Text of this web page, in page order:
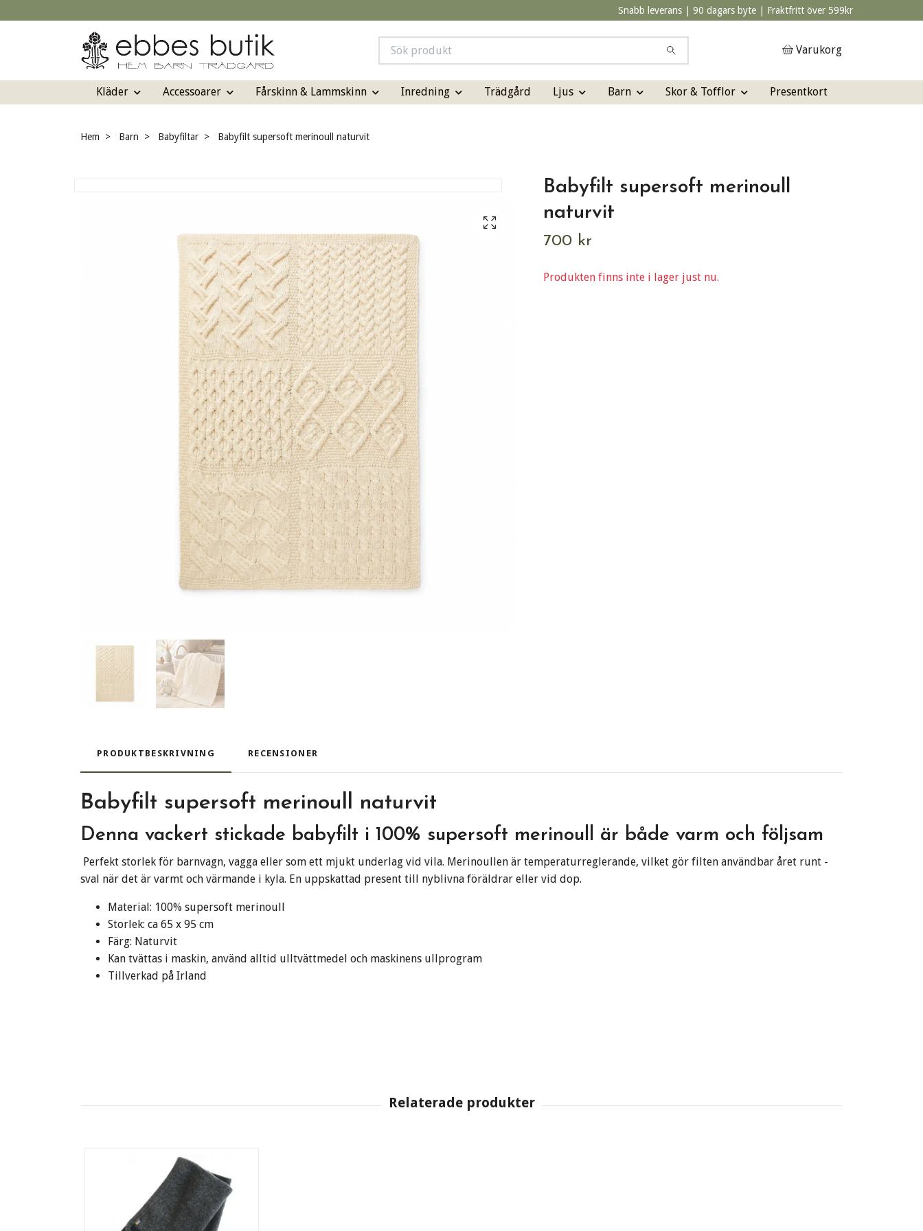
Snabb leverans | 90 dagars byte | Fraktfritt över 599kr
Varukorg
Kläder Accessoarer Fårskinn & Lammskinn Inredning Trädgård Ljus Barn Skor & Tofflor Presentkort
Hem Barn Babyfiltar Babyfilt supersoft merinoull naturvit
Babyfilt supersoft merinoull
naturvit
700 kr
Produkten finns inte i lager just nu.
PRODUKTBESKRIVNING RECENSIONER
Babyfilt supersoft merinoull naturvit
Denna vackert stickade babyfilt i 100% supersoft merinoull är både varm och följsam
Perfekt storlek för barnvagn, vagga eller som ett mjukt underlag vid vila. Merinoullen är temperaturreglerande, vilket gör filten användbar året runt -
sval när det är varmt och värmande i kyla. En uppskattad present till nyblivna föräldrar eller vid dop.
Material: 100% supersoft merinoull
Storlek: ca 65 x 95 cm
Färg: Naturvit
Kan tvättas i maskin, använd alltid ulltvättmedel och maskinens ullprogram
Tillverkad på Irland